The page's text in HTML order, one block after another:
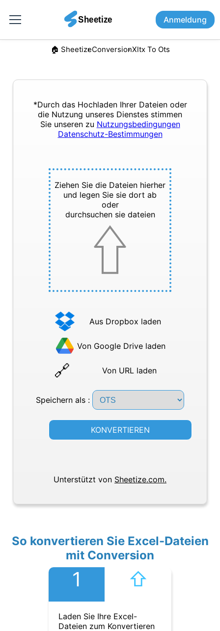
Anmeldung
🏠︎ SheetizeConversionXltx To Ots
*Durch das Hochladen Ihrer Dateien oder
die Nutzung unseres Dienstes stimmen
Sie unseren zu Nutzungsbedingungen
Datenschutz-Bestimmungen
Ziehen Sie die Dateien hierher
und legen Sie sie dort ab
oder
durchsuchen sie dateien
Aus Dropbox laden
Von Google Drive laden
Von URL laden
Speichern als :
KONVERTIEREN
Unterstützt von Sheetize.com.
So konvertieren Sie Excel-Dateien
mit Conversion
1 ⇧︎
Laden Sie Ihre Excel-
Dateien zum Konvertieren